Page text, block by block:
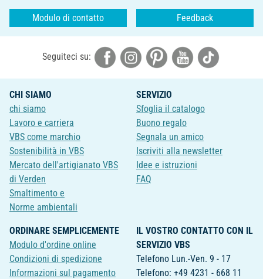
Modulo di contatto Feedback
Seguiteci su:
CHI SIAMO
chi siamo
Lavoro e carriera
VBS come marchio
Sostenibilità in VBS
Mercato dell'artigianato VBS
di Verden
Smaltimento e
Norme ambientali
SERVIZIO
Sfoglia il catalogo
Buono regalo
Segnala un amico
Iscriviti alla newsletter
Idee e istruzioni
FAQ
ORDINARE SEMPLICEMENTE
Modulo d'ordine online
Condizioni di spedizione
Informazioni sul pagamento
IL VOSTRO CONTATTO CON IL
SERVIZIO VBS
Telefono Lun.-Ven. 9 - 17
Telefono: +49 4231 - 668 11